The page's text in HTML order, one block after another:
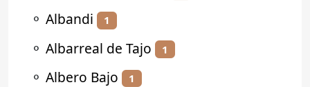
⚬ Albandi 1
⚬ Albarreal de Tajo 1
⚬ Albero Bajo 1